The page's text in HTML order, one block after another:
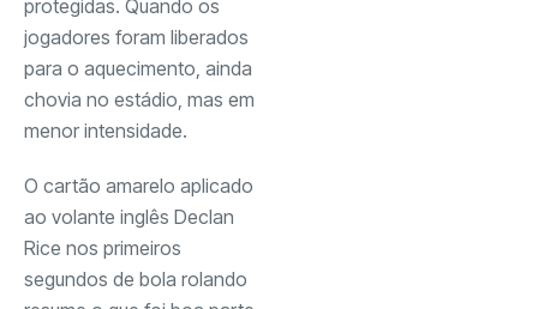
protegidas. Quando os
jogadores foram liberados
para o aquecimento, ainda
chovia no estádio, mas em
menor intensidade.
O cartão amarelo aplicado
ao volante inglês Declan
Rice nos primeiros
segundos de bola rolando